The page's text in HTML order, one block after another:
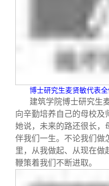
博士研究生麦贤敏代表
建筑学院博士研究生
向辛勤培养自己的母校及
她说，未来的路还很长，
伴我们一生。不论我们做
里，从我做起、从现在做
鞭策着我们不断进取。